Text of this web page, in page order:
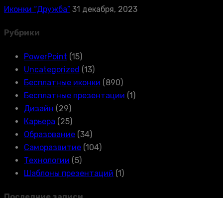
Иконки “Дружба” 31 декабря, 2023
Рубрики
PowerPoint (15)
Uncategorized (13)
Бесплатные иконки (890)
Бесплатные презентации (1)
Дизайн (29)
Карьера (25)
Образование (34)
Саморазвитие (104)
Технологии (5)
Шаблоны презентаций (1)